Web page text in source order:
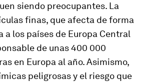
siendo preocupantes. La
finas, que afecta de forma
a los países de Europa Central
de unas 400 000
en Europa al año. Asimismo,
peligrosas y el riesgo que